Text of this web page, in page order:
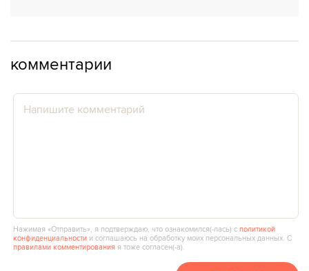
комментарии
Нажимая «Отправить», я подтверждаю, что ознакомился(‑лась) сполитикой
конфиденциальности и соглашаюсь на обработку моих персональных данных. С
правилами комментирования я тоже согласен(‑а).